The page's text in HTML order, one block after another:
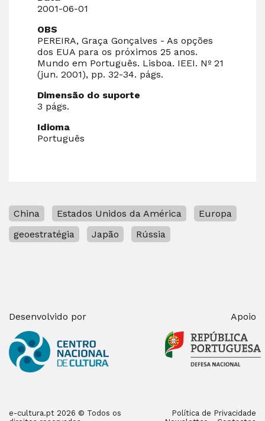
2001-06-01
OBS
PEREIRA, Graça Gonçalves - As opções
dos EUA para os próximos 25 anos.
Mundo em Português. Lisboa. IEEI. Nº 21
(jun. 2001), pp. 32-34. págs.
Dimensão do suporte
3 págs.
Idioma
Português
China Estados Unidos da América
Europa
geoestratégia
Japão Rússia
Desenvolvido por Apoio
e-cultura.pt 2026 © Todos os
Política de Privacidade